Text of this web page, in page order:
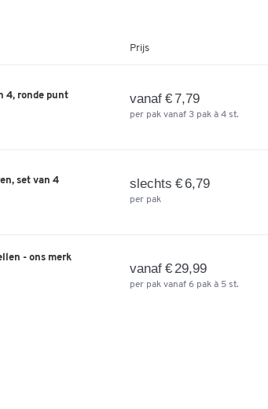
Kleuren
Breedte (mm) 700
Prijs
4, ronde punt vanaf € 7,79
per pak vanaf 3 pak à 4 st.
set van 4 slechts € 6,79
per pak
- ons merk
vanaf € 29,99
per pak vanaf 6 pak à 5 st.